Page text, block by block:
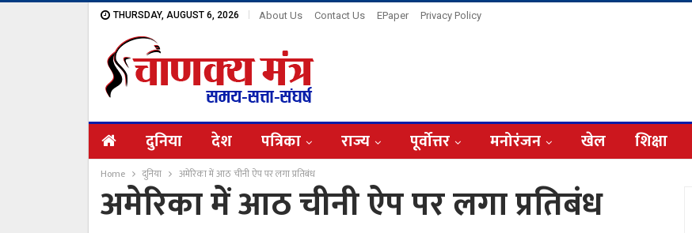
THURSDAY, AUGUST 6, 2026 About Us Contact Us EPaper Privacy Policy
दुनिया देश पत्रिका राज्य पूर्वोत्तर मनोरंजन खेल शिक्षा
Home दुनिया अमेरिका में आठ चीनी ऐप पर लगा प्रतिबंध
अमेरिका में आठ चीनी ऐप पर लगा प्रतिबंध